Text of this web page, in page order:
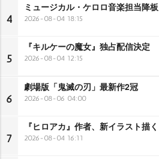
4
ミュージカル・ケロロ音楽担当降板
2026-08-04 18:15
5
『キルケーの魔女』独占配信決定
2026-08-04 12:15
6
劇場版「鬼滅の刃」最新作2冠
2026-08-06 04:00
7
『ヒロアカ』作者、新イラスト描く
2026-08-04 16:11